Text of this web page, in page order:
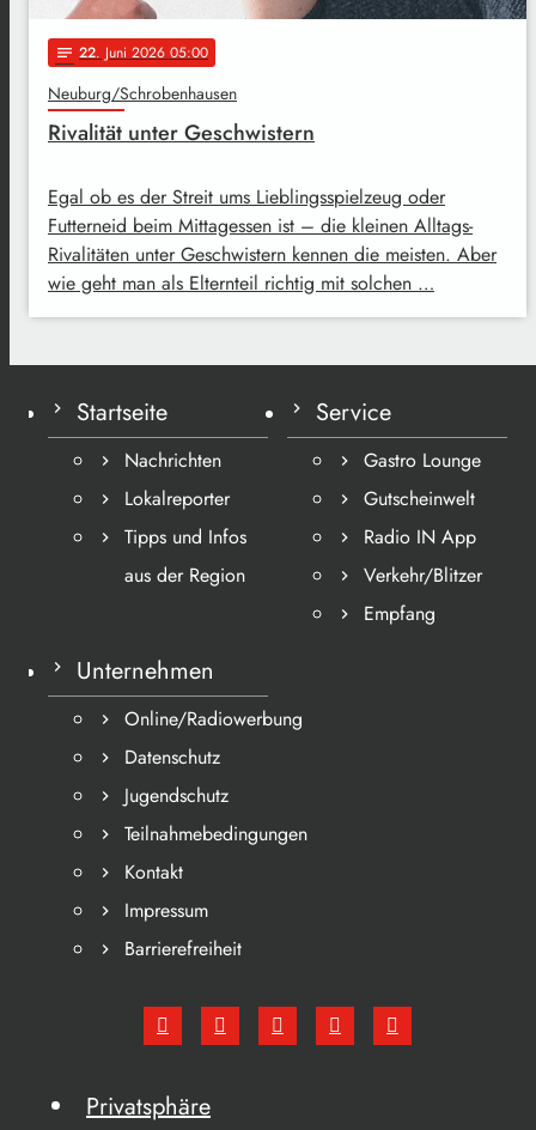
notes 22. Juni 2026 05:00
Neuburg/Schrobenhausen
Rivalität unter Geschwistern
Egal ob es der Streit ums Lieblingsspielzeug oder
Futterneid beim Mittagessen ist – die kleinen Alltags-
Rivalitäten unter Geschwistern kennen die meisten. Aber
wie geht man als Elternteil richtig mit solchen …
Startseite
Nachrichten
Lokalreporter
Tipps und Infos
aus der Region
Service
Gastro Lounge
Gutscheinwelt
Radio IN App
Verkehr/Blitzer
Empfang
Unternehmen
Online/Radiowerbung
Datenschutz
Jugendschutz
Teilnahmebedingungen
Kontakt
Impressum
Barrierefreiheit
Privatsphäre